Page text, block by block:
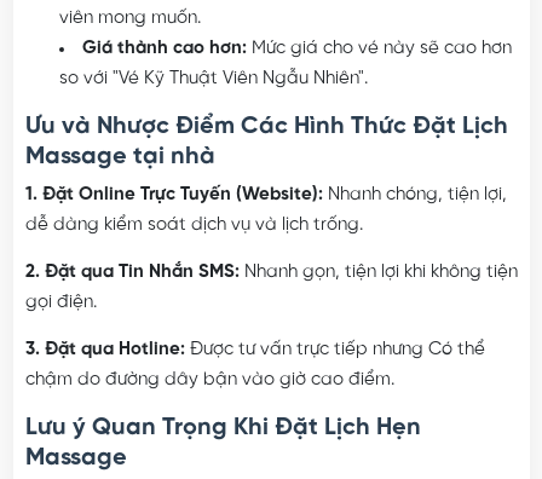
viên mong muốn.
Giá thành cao hơn:Mức giá cho vé này sẽ cao hơn
so với "Vé Kỹ Thuật Viên Ngẫu Nhiên".
Ưu và Nhược Điểm Các Hình Thức Đặt Lịch
Massage tại nhà
1. Đặt Online Trực Tuyến (Website):Nhanh chóng, tiện lợi,
dễ dàng kiểm soát dịch vụ và lịch trống.
2. Đặt qua Tin Nhắn SMS:Nhanh gọn, tiện lợi khi không tiện
gọi điện.
3. Đặt qua Hotline:Được tư vấn trực tiếp nhưng Có thể
chậm do đường dây bận vào giờ cao điểm.
Lưu ý Quan Trọng Khi Đặt Lịch Hẹn
Massage